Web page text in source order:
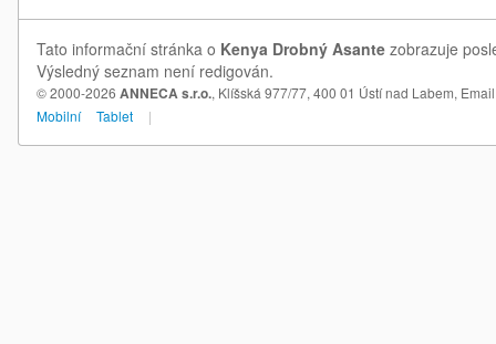
Tato informační stránka o Kenya Drobný Asante zobrazuje
Výsledný seznam není redigován.
© 2000-2026 ANNECA s.r.o., Klíšská 977/77, 400 01 Ústí nad Labem,
Mobilní
Tablet |